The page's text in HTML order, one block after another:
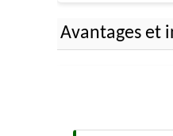
Avantages et